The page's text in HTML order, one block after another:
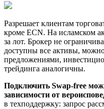
Разрешает клиентам
кроме ECN. На исламском
за лот. Брокер не
доступны все активы,
предложениями,
трейдинга аналогичны.
Подключить Swap-free
зависимости от
в техподдержку: запрос